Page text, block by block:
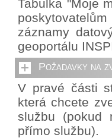
Tabulka "Moje
záznamy
geoportálu
Požadavky na
V pravé části
která chcete
službu (pokud
přímo službu).